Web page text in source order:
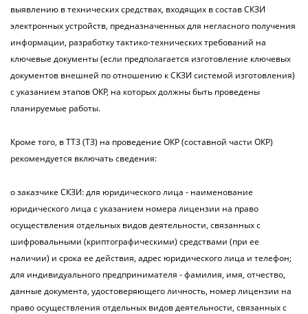
выявлению в технических средствах, входящих в состав СКЗИ
электронных устройств, предназначенных для негласного получения
информации, разработку тактико-технических требований на
ключевые документы (если предполагается изготовление ключевых
документов внешней по отношению к СКЗИ системой изготовления)
с указанием этапов ОКР, на которых должны быть проведены
планируемые работы.
Кроме того, в ТТЗ (ТЗ) на проведение ОКР (составной части ОКР)
рекомендуется включать сведения:
о заказчике СКЗИ: для юридического лица - наименование
юридического лица с указанием номера лицензии на право
осуществления отдельных видов деятельности, связанных с
шифровальными (криптографическими) средствами (при ее
наличии) и срока ее действия, адрес юридического лица и телефон;
для индивидуального предпринимателя - фамилия, имя, отчество,
данные документа, удостоверяющего личность, номер лицензии на
право осуществления отдельных видов деятельности, связанных с